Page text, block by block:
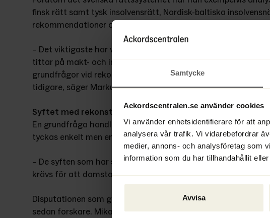
Samtycke
Ackordscentralen.se använder cookies
Vi använder enhetsidentifierare för att
analysera vår trafik. Vi vidarebefordrar
medier, annons- och analysföretag som
information som du har tillhandahållit
Avvisa
finsk rätt samt tysk insolvensrätt, Nordisk-baltiska
rekommendationer och EU:s rekonstruktions- och
– Det viktigaste har varit att vända på de mest
tittar på makt- och intressebalansen så har jag behövt gå till
grundfrågor vid rekonstruktion i svensk rätt som inte har
tidigare, säger Markus Ehrenpil.
Syftet med rekonstruktion
En grundfråga handlar om det huvudsakliga syftet med en
tyckas enkelt men enligt Markus är det långt ifrån självklart.
– De syften som har satts upp stämmer exempelvis inte alltid
krävs för att domstolen ska fastställa en
Disputationen som gick av stapeln den 12 juni var slutet på
sedan forskare. Mikael Möller har varit handledare till Markus